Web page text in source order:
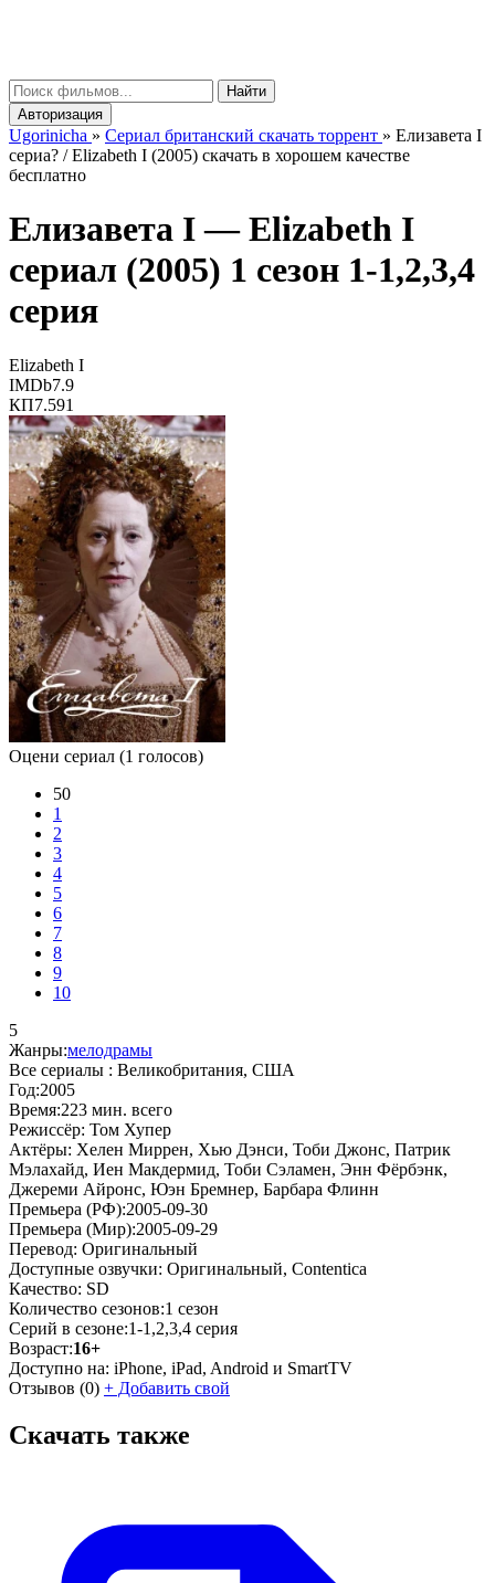
Найти
Авторизация
Ugorinicha » Сериал британский скачать торрент » Елизавета I
сериа? / Elizabeth I (2005) скачать в хорошем качестве
бесплатно
Елизавета I —Elizabeth I
сериал (2005) 1 сезон 1-1,2,3,4
серия
Elizabeth I
IMDb7.9
КП7.591
Оцени сериал (1 голосов)
50
1
2
3
4
5
6
7
8
9
10
5
Жанры:мелодрамы
Все сериалы : Великобритания, США
Год:2005
Время:223 мин. всего
Режиссёр: Том Хупер
Актёры: Хелен Миррен, Хью Дэнси, Тоби Джонс, Патрик
Мэлахайд, Иен Макдермид, Тоби Сэламен, Энн Фёрбэнк,
Джереми Айронс, Юэн Бремнер, Барбара Флинн
Премьера (РФ):2005-09-30
Премьера (Мир):2005-09-29
Перевод: Оригинальный
Доступные озвучки: Оригинальный, Contentica
Качество: SD
Количество сезонов:1 сезон
Серий в сезоне:1-1,2,3,4 серия
Возраст:16+
Доступно на: iPhone, iPad, Android и SmartTV
Отзывов (0) + Добавить свой
Скачать также